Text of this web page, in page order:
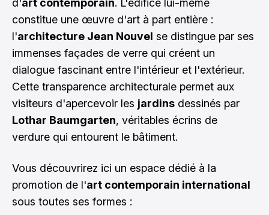
constitue une œuvre d'art à part entière :
l'architecture Jean Nouvel se distingue par ses
immenses façades de verre qui créent un
dialogue fascinant entre l'intérieur et l'extérieur.
Cette transparence architecturale permet aux
visiteurs d'apercevoir les jardins dessinés par
Lothar Baumgarten, véritables écrins de
verdure qui entourent le bâtiment.
Vous découvrirez ici un espace dédié à la
promotion de l'art contemporain international
sous toutes ses formes :